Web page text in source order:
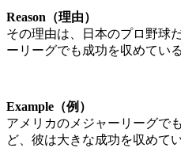
Reason（理由）
その理由は、日本のプロ野球
ーリーグでも成功を収めてい
Example（例）
アメリカのメジャーリーグで
ど、彼は大きな成功を収めてい